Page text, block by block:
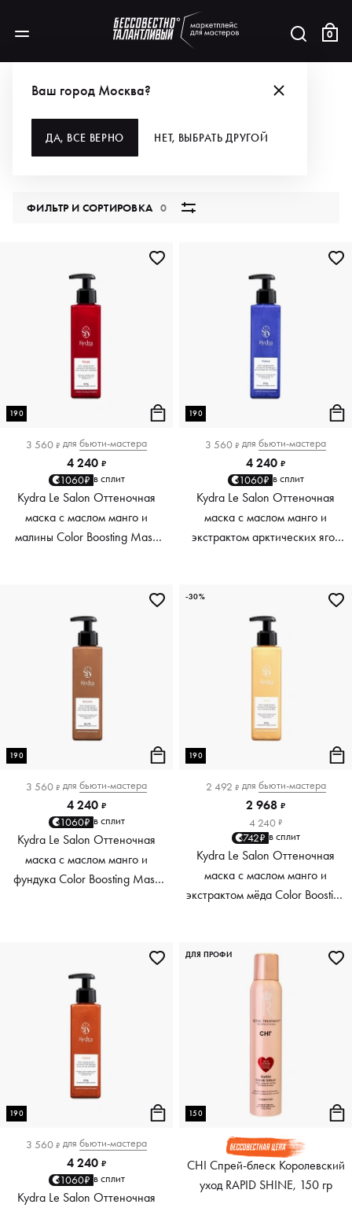
0
Ваш город Москва?
ДА, ВСЕ ВЕРНО НЕТ, ВЫБРАТЬ ДРУГОЙ
ВСЕ КАТЕГОРИИ
ФИЛЬТР И СОРТИРОВКА0
190
3 560 ₽ для бьюти-мастера
4 240 ₽
1060₽ в сплит
Kydra Le Salon Оттеночная
маска с маслом манго и
малины Color Boosting Mask
190
3 560 ₽ для бьюти-мастера
4 240 ₽
1060₽ в сплит
Kydra Le Salon Оттеночная
маска с маслом манго и
экстрактом арктических ягод
190
3 560 ₽ для бьюти-мастера
4 240 ₽
1060₽ в сплит
Kydra Le Salon Оттеночная
маска с маслом манго и
фундука Color Boosting Mask
190
2 492 ₽ для бьюти-мастера
2 968 ₽
4 240 ₽
742₽ в сплит
Kydra Le Salon Оттеночная
маска с маслом манго и
экстрактом мёда Color Boosting
-30%
190
3 560 ₽ для бьюти-мастера
4 240 ₽
1060₽ в сплит
Kydra Le Salon Оттеночная
150
CHI Спрей-блеск Королевский
уход RAPID SHINE, 150 гр
ДЛЯ ПРОФИ